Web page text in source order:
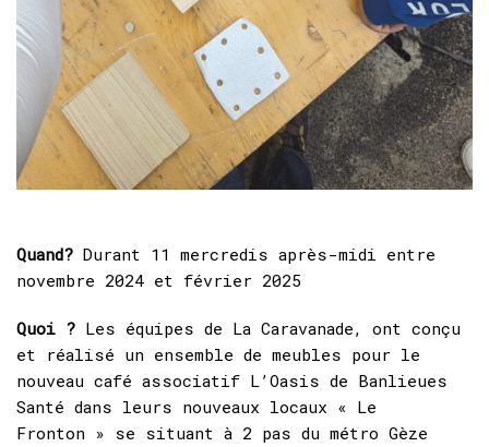
Quand? Durant 11 mercredis après-midi entre
novembre 2024 et février 2025
Quoi ? Les équipes de La Caravanade, ont conçu
et réalisé un ensemble de meubles pour le
nouveau café associatif L’Oasis de Banlieues
Santé dans leurs nouveaux locaux « Le
Fronton » se situant à 2 pas du métro Gèze